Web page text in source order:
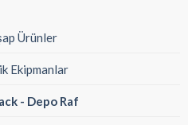
Ürünler
Ekipmanlar
- Depo Raf